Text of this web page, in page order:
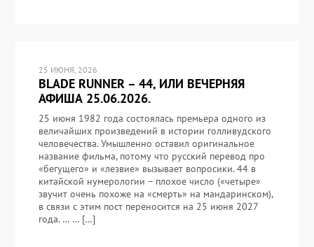
25 ИЮНЯ, 2026
BLADE RUNNER – 44, ИЛИ ВЕЧЕРНЯЯ
АФИША 25.06.2026.
25 июня 1982 года состоялась премьера одного из
величайших произведений в истории голливудского
человечества. Умышленно оставил оригинальное
название фильма, потому что русский перевод про
«бегущего» и «лезвие» вызывает вопросики. 44 в
китайской нумерологии – плохое число («четыре»
звучит очень похоже на «смерть» на мандаринском),
в связи с этим пост переносится на 25 июня 2027
года. … … […]